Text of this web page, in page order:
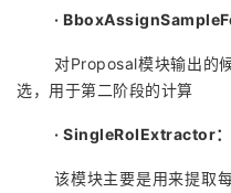
·
对Proposal模块输出的
选，用于第二阶段的计算
· SingleRoIExtractor：
该模块主要是用来提取